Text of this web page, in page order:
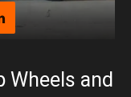
Wheels and